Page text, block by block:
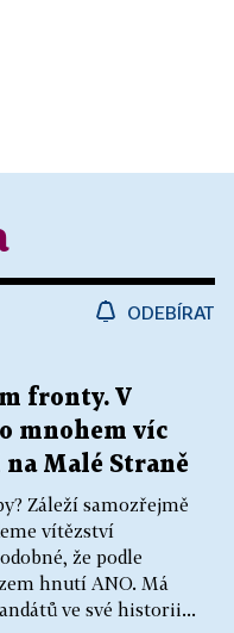
ODEBÍRAT
fronty. V
mnohem víc
na Malé Straně
Záleží samozřejmě
vítězství
že podle
hnutí ANO. Má
ve své historii...